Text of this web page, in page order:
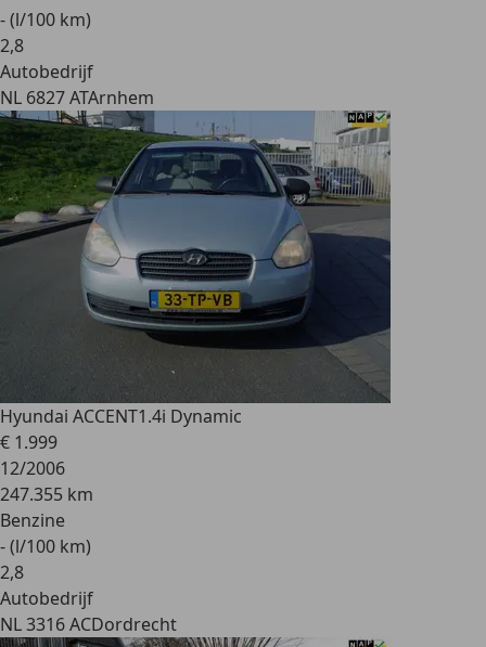
- (l/100 km)
2,8
Autobedrijf
NL 6827 ATArnhem
Hyundai ACCENT1.4i Dynamic
€ 1.999
12/2006
247.355 km
Benzine
- (l/100 km)
2,8
Autobedrijf
NL 3316 ACDordrecht